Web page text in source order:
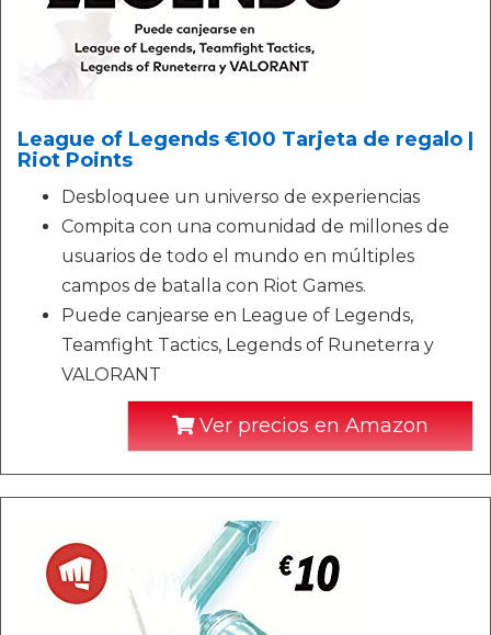
League of Legends €100 Tarjeta de regalo |
Riot Points
Desbloquee un universo de experiencias
Compita con una comunidad de millones de
usuarios de todo el mundo en múltiples
campos de batalla con Riot Games.
Puede canjearse en League of Legends,
Teamfight Tactics, Legends of Runeterra y
VALORANT
Ver precios en Amazon